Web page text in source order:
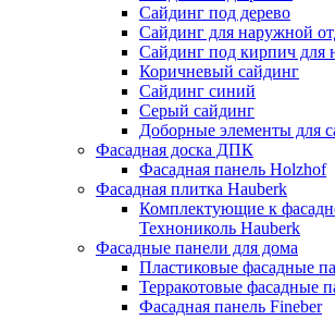
Сайдинг под дерево
Сайдинг для наружной
Сайдинг под кирпич для
Коричневый сайдинг
Сайдинг синий
Серый сайдинг
Доборные элементы для
Фасадная доска ДПК
Фасадная панель Holzhof
Фасадная плитка Hauberk
Комплектующие к
Технониколь Hauberk
Фасадные панели для дома
Пластиковые фасадные
Терракотовые фасадные
Фасадная панель Fineber